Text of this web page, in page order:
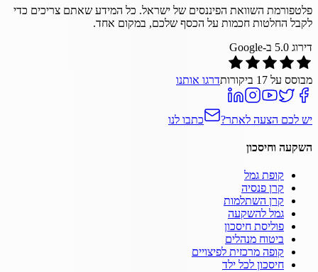
פלטפורמת השוואת הפיננסים של ישראל. כל המידע שאתם צריכים כדי
לקבל החלטות חכמות על הכסף שלכם, במקום אחד.
דירוג 5.0 ב-Google
מבוסס על 17 ביקורותדרגו אותנו
יש לכם הצעה לאתר? כתבו לנו
השקעה וחיסכון
קופת גמל
קרן פנסיה
קרן השתלמות
גמל להשקעה
פוליסת חיסכון
ביטוח מנהלים
קופה מרכזית לפיצויים
חיסכון לכל ילד